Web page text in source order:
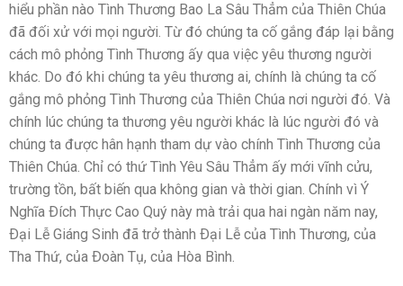
hiểu phần nào Tình Thương Bao La Sâu Thẳm của Thiên Chúa
đã đối xử với mọi người. Từ đó chúng ta cố gắng đáp lại bằng
cách mô phỏng Tình Thương ấy qua việc yêu thương người
khác. Do đó khi chúng ta yêu thương ai, chính là chúng ta cố
gắng mô phỏng Tình Thương của Thiên Chúa nơi người đó. Và
chính lúc chúng ta thương yêu người khác là lúc người đó và
chúng ta được hân hạnh tham dự vào chính Tình Thương của
Thiên Chúa. Chỉ có thứ Tình Yêu Sâu Thẳm ấy mới vĩnh cửu,
trường tồn, bất biến qua không gian và thời gian. Chính vì Ý
Nghĩa Ðích Thực Cao Quý này mà trải qua hai ngàn năm nay,
Ðại Lễ Giáng Sinh đã trở thành Ðại Lễ của Tình Thương, của
Tha Thứ, của Ðoàn Tụ, của Hòa Bình.